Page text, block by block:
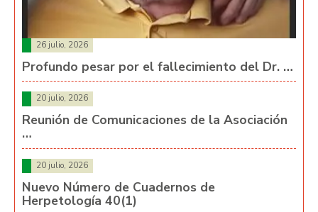
26 julio, 2026
Profundo pesar por el fallecimiento del Dr. …
20 julio, 2026
Reunión de Comunicaciones de la Asociación
…
20 julio, 2026
Nuevo Número de Cuadernos de
Herpetología 40(1)